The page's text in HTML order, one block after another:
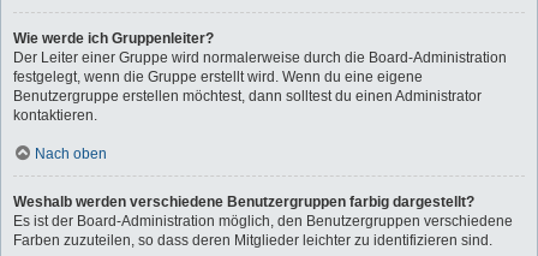
Wie werde ich Gruppenleiter?
Der Leiter einer Gruppe wird normalerweise durch die Board-Administration
festgelegt, wenn die Gruppe erstellt wird. Wenn du eine eigene
Benutzergruppe erstellen möchtest, dann solltest du einen Administrator
kontaktieren.
Nach oben
Weshalb werden verschiedene Benutzergruppen farbig dargestellt?
Es ist der Board-Administration möglich, den Benutzergruppen verschiedene
Farben zuzuteilen, so dass deren Mitglieder leichter zu identifizieren sind.